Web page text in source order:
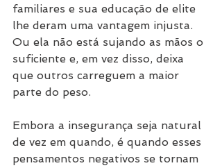
familiares e sua educação de elite
lhe deram uma vantagem injusta.
Ou ela não está sujando as mãos o
suficiente e, em vez disso, deixa
que outros carreguem a maior
parte do peso.
Embora a insegurança seja natural
de vez em quando, é quando esses
pensamentos negativos se tornam